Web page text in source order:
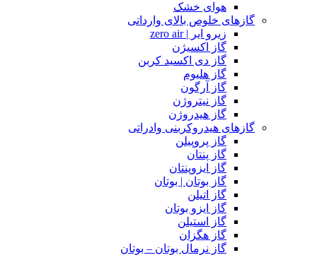
هوای خشک
گازهای خلوص بالای وارداتی
زیرو ایر | zero air
گاز اکسیژن
گاز دی اکسید کربن
گاز هلیوم
گاز آرگون
گاز نیتروژن
گاز هیدروژن
گازهای هیدروکربنی وادراتی
گاز پروپیلن
گاز پنتان
گاز ایزوپنتان
گاز بوتان | بوتان
گاز اتیلن
گاز ایزو بوتان
گاز استیلن
گاز هگزان
گاز نرمال بوتان – بوتان